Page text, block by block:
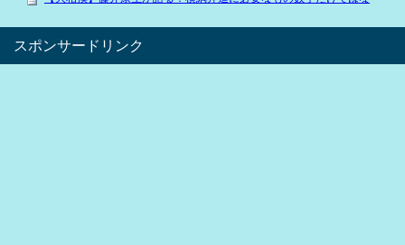
スポンサードリンク